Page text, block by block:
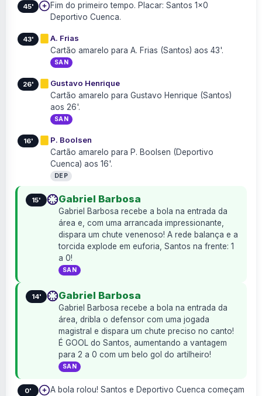
45'
Fim do primeiro tempo. Placar: Santos 1×0
Deportivo Cuenca.
43'
A. Frias
Cartão amarelo para A. Frias (Santos) aos 43'.
SAN
26'
Gustavo Henrique
Cartão amarelo para Gustavo Henrique (Santos)
aos 26'.
SAN
16'
P. Boolsen
Cartão amarelo para P. Boolsen (Deportivo
Cuenca) aos 16'.
DEP
15' Gabriel Barbosa
Gabriel Barbosa recebe a bola na entrada da
área e, com uma arrancada impressionante,
dispara um chute venenoso! A rede balança e a
torcida explode em euforia, Santos na frente: 1
a 0!
SAN
14' Gabriel Barbosa
Gabriel Barbosa recebe a bola na entrada da
área, dribla o defensor com uma jogada
magistral e dispara um chute preciso no canto!
É GOOL do Santos, aumentando a vantagem
para 2 a 0 com um belo gol do artilheiro!
SAN
0'
A bola rolou! Santos e Deportivo Cuenca começam